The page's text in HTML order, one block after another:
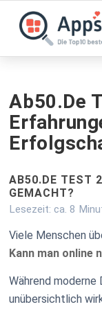
Ab50.de
AB50.DE TEST
GEMACHT?
Lesezeit: ca. 8
Viele Menschen
Kann man online
Während
unübersichtlich